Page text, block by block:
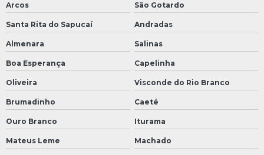
Arcos São Gotardo
Santa Rita do Sapucaí Andradas
Almenara Salinas
Boa Esperança Capelinha
Oliveira Visconde do Rio Branco
Brumadinho Caeté
Ouro Branco Iturama
Mateus Leme Machado